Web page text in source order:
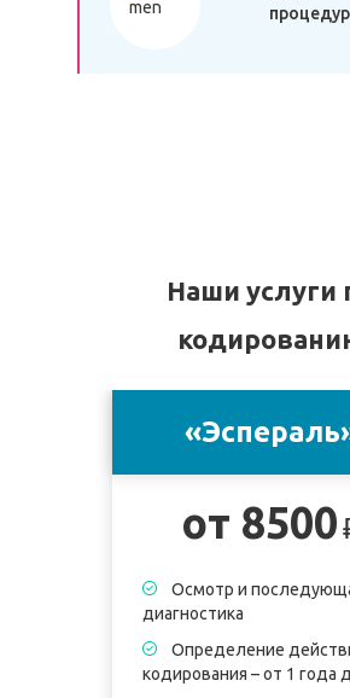
Наши услуги
от 8500
Осмотр и
диагностика
Определение
кодирования – от 1 года